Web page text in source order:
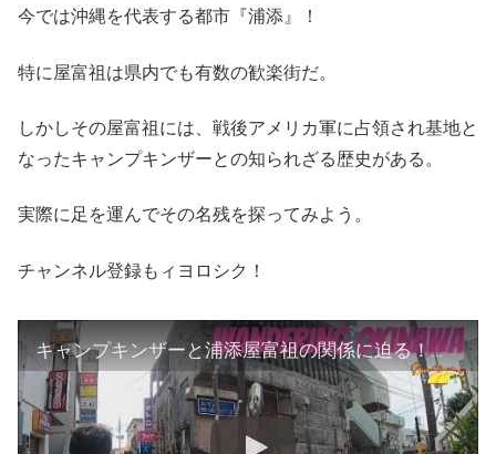
今では沖縄を代表する都市『浦添』！
特に屋富祖は県内でも有数の歓楽街だ。
しかしその屋富祖には、戦後アメリカ軍に占領され基地と
なったキャンプキンザーとの知られざる歴史がある。
実際に足を運んでその名残を探ってみよう。
チャンネル登録もィヨロシク！
キャンプキンザーと浦添屋富祖の関係に迫る！ツアー実践編